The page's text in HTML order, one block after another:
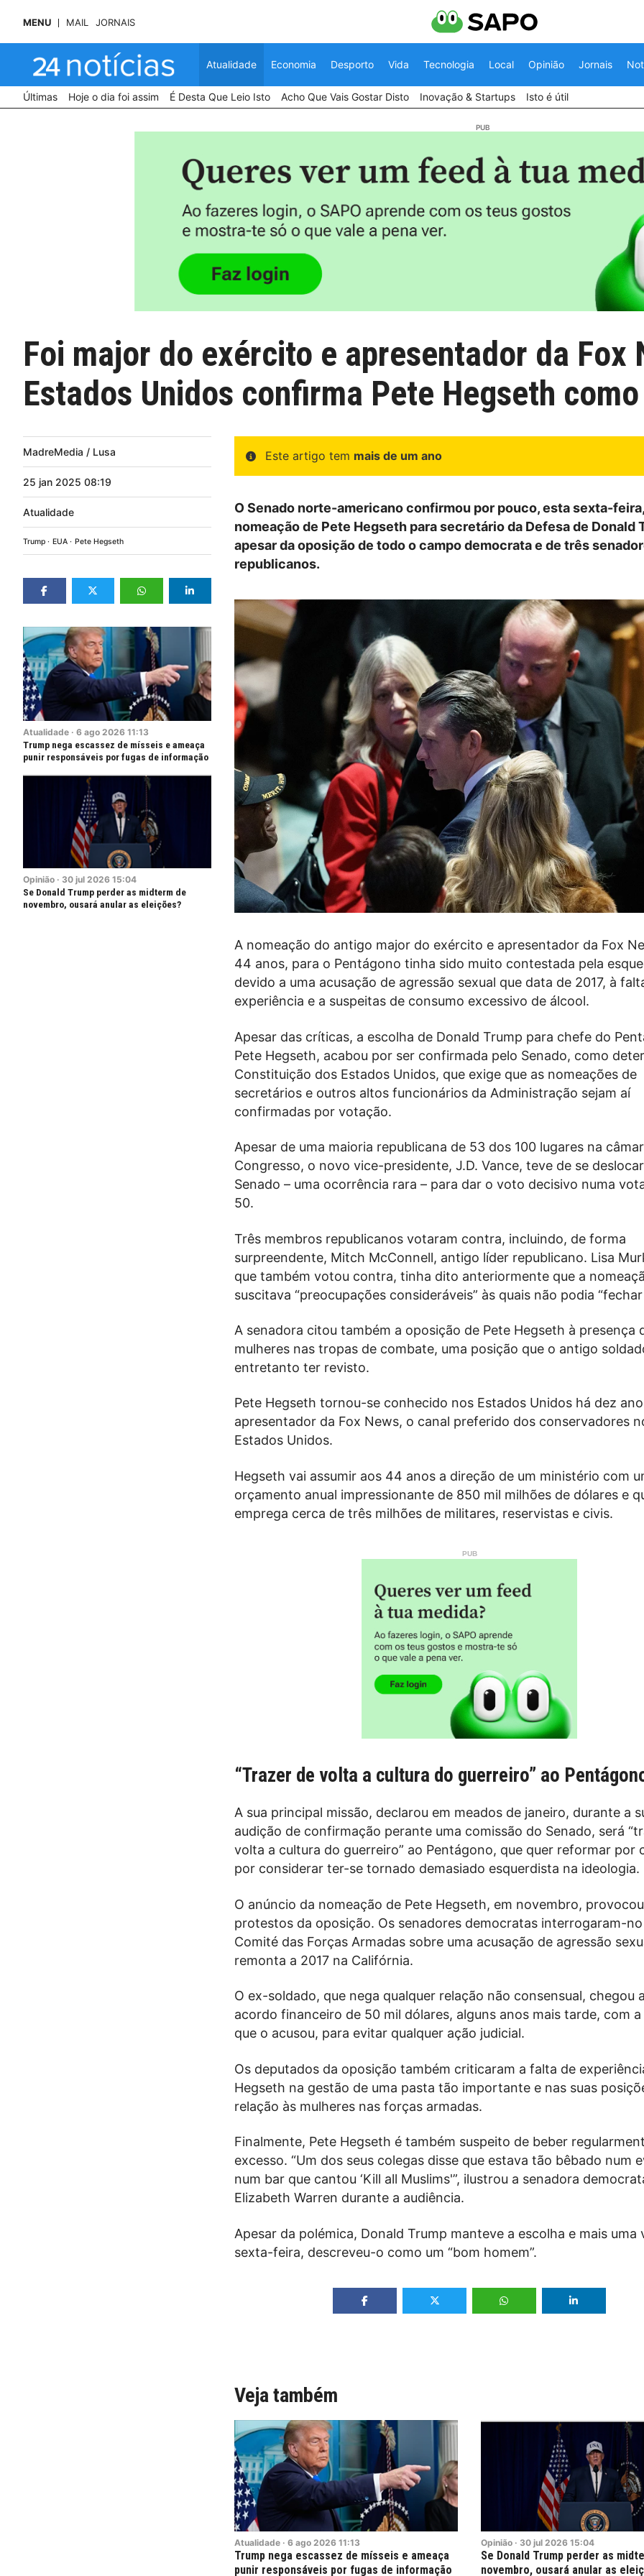
MENU MAIL JORNAIS
Atualidade Economia Desporto Vida Tecnologia Local Opinião Jornais
Últimas Hoje o dia foi assim É Desta Que Leio Isto Acho Que Vais Gostar Disto Inovação & Startups Isto é útil
Foi major do exército e apresentador da Fox
Estados Unidos confirma Pete Hegseth
MadreMedia / Lusa
25 jan 2025 08:19
Atualidade
Trump EUA Pete Hegseth
Atualidade · 6 ago 2026 11:13
Trump nega escassez de mísseis e ameaça
punir responsáveis por fugas de informação
Opinião · 30 jul 2026 15:04
Se Donald Trump perder as midterm de
novembro, ousará anular as eleições?
Este artigo tem mais de um ano
O Senado norte-americano confirmou por pouco, esta sexta-
nomeação de Pete Hegseth para secretário da Defesa de Donald
apesar da oposição de todo o campo democrata e de três
republicanos.
A nomeação do antigo major do exército e apresentador da Fox
44 anos, para o Pentágono tinha sido muito contestada pela
devido a uma acusação de agressão sexual que data de 2017, à
experiência e a suspeitas de consumo excessivo de álcool.
Apesar das críticas, a escolha de Donald Trump para chefe do
Pete Hegseth, acabou por ser confirmada pelo Senado, como
Constituição dos Estados Unidos, que exige que as nomeações de
secretários e outros altos funcionários da Administração sejam aí
confirmadas por votação.
Apesar de uma maioria republicana de 53 dos 100 lugares na
Congresso, o novo vice-presidente, J.D. Vance, teve de se
Senado – uma ocorrência rara – para dar o voto decisivo numa
50.
Três membros republicanos votaram contra, incluindo, de forma
surpreendente, Mitch McConnell, antigo líder republicano. Lisa
que também votou contra, tinha dito anteriormente que a
suscitava “preocupações consideráveis” às quais não podia “fechar
A senadora citou também a oposição de Pete Hegseth à presença
mulheres nas tropas de combate, uma posição que o antigo
entretanto ter revisto.
Pete Hegseth tornou-se conhecido nos Estados Unidos há dez
apresentador da Fox News, o canal preferido dos conservadores
Estados Unidos.
Hegseth vai assumir aos 44 anos a direção de um ministério com
orçamento anual impressionante de 850 mil milhões de dólares e
emprega cerca de três milhões de militares, reservistas e civis.
“Trazer de volta a cultura do guerreiro” ao
A sua principal missão, declarou em meados de janeiro, durante a
audição de confirmação perante uma comissão do Senado, será
volta a cultura do guerreiro” ao Pentágono, que quer reformar por
por considerar ter-se tornado demasiado esquerdista na ideologia.
O anúncio da nomeação de Pete Hegseth, em novembro, provocou
protestos da oposição. Os senadores democratas interrogaram-
Comité das Forças Armadas sobre uma acusação de agressão
remonta a 2017 na Califórnia.
O ex-soldado, que nega qualquer relação não consensual, chegou
acordo financeiro de 50 mil dólares, alguns anos mais tarde, com
que o acusou, para evitar qualquer ação judicial.
Os deputados da oposição também criticaram a falta de
Hegseth na gestão de uma pasta tão importante e nas suas
relação às mulheres nas forças armadas.
Finalmente, Pete Hegseth é também suspeito de beber
excesso. “Um dos seus colegas disse que estava tão bêbado num
num bar que cantou ‘Kill all Muslims'”, ilustrou a senadora
Elizabeth Warren durante a audiência.
Apesar da polémica, Donald Trump manteve a escolha e mais uma
sexta-feira, descreveu-o como um “bom homem”.
Veja também
Atualidade · 6 ago 2026 11:13
Trump nega escassez de mísseis e ameaça
punir responsáveis por fugas de informação
Opinião · 30 jul 2026 15:04
Se Donald Trump perder as
novembro, ousará anular as